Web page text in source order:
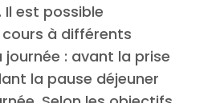
est possible
cours à différents
: avant la prise
la pause déjeuner